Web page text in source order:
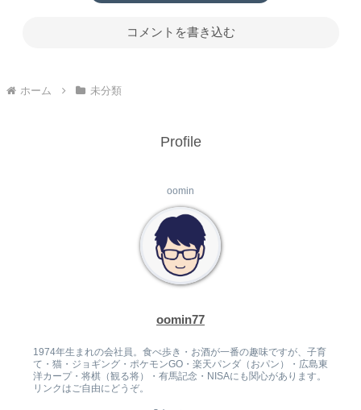
コメントを書き込む
ホーム 未分類
Profile
oomin
oomin77
1974年生まれの会社員。食べ歩き・お酒が一番の趣味ですが、子育
て・猫・ジョギング・ポケモンGO・楽天パンダ（おパン）・広島東
洋カープ・将棋（観る将）・有馬記念・NISAにも関心があります。
リンクはご自由にどうぞ。